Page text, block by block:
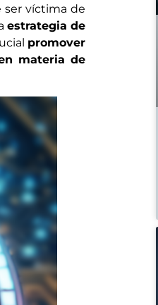
ser víctima de
estrategia de
promover
materia de